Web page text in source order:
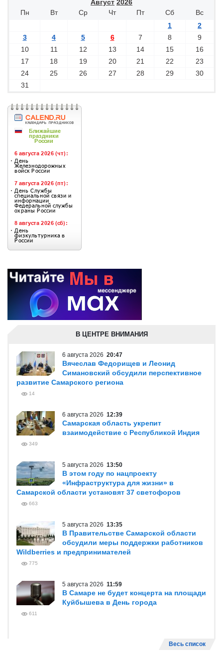
Август 2026
Пн
Вт Ср Чт Пт Сб
Вс
1
2
3
4 5 6 7 8
9
10
11 12 13 14 15
16
17
18 19 20 21 22
23
24
25 26 27 28 29
30
31
В ЦЕНТРЕ ВНИМАНИЯ
6 августа 2026 20:47
Вячеслав Федорищев и Леонид
Симановский обсудили перспективное
развитие Самарского региона
14
6 августа 2026 12:39
Самарская область укрепит
взаимодействие с Республикой Индия
349
5 августа 2026 13:50
В этом году по нацпроекту
«Инфраструктура для жизни» в
Самарской области установят 37 светофоров
663
5 августа 2026 13:35
В Правительстве Самарской области
обсудили меры поддержки работников
Wildberries и предпринимателей
775
5 августа 2026 11:59
В Самаре не будет концерта на площади
Куйбышева в День города
611
Весь список